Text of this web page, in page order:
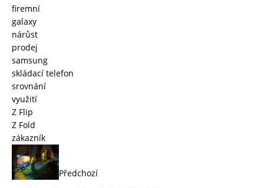
firemní
galaxy
nárůst
prodej
samsung
skládací telefon
srovnání
využití
Z Flip
Z Fold
zákazník
Předchozí